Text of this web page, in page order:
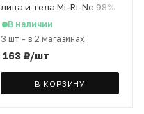
лица и тела Mi-Ri-Ne 98%
Алоэ, 50 мл
В наличии
3 шт - в 2 магазинах
163 ₽/шт
В КОРЗИНУ